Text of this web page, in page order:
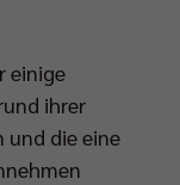
einige
ihrer
und die eine